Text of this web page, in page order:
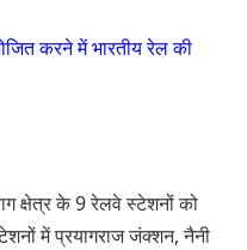
करने में भारतीय रेल की
क्षेत्र के 9 रेलवे स्टेशनों को
में प्रयागराज जंक्शन, नैनी